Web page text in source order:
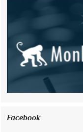
Facebook